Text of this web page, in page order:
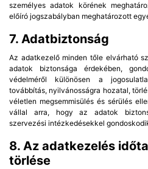
személyes adatok körének
előíró jogszabályban meghatározott
7. Adatbiztonság
Az adatkezelő minden tőle elvárható
adatok biztonsága érdekében,
védelméről különösen a
továbbítás, nyilvánosságra hozatal,
véletlen megsemmisülés és sérülés
vállal arra, hogy az adatok
szervezési intézkedésekkel
8. Az adatkezelés
törlése